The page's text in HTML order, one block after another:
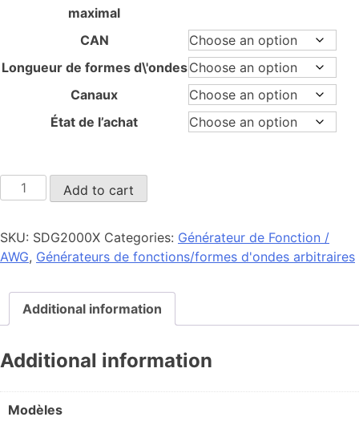
maximal
CAN
Longueur de formes d\'ondes
Canaux
État de l’achat
SDG2000X
quantity
Add to cart
SKU: SDG2000X Categories: Générateur de Fonction /
AWG, Générateurs de fonctions/formes d'ondes arbitraires
Additional information
Additional information
Modèles